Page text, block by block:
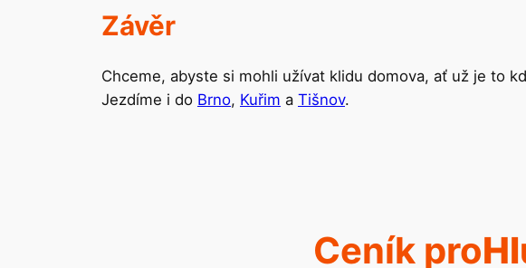
Závěr
Chceme, abyste si mohli užívat klidu domova, ať už je to
Jezdíme i do Brno, Kuřim a Tišnov.
Ceník pro